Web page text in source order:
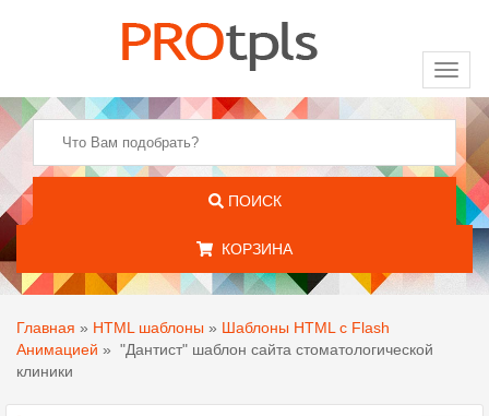
ПОИСК
КОРЗИНА
Главная » HTML шаблоны » Шаблоны HTML с Flash
Анимацией » "Дантист" шаблон сайта стоматологической
клиники